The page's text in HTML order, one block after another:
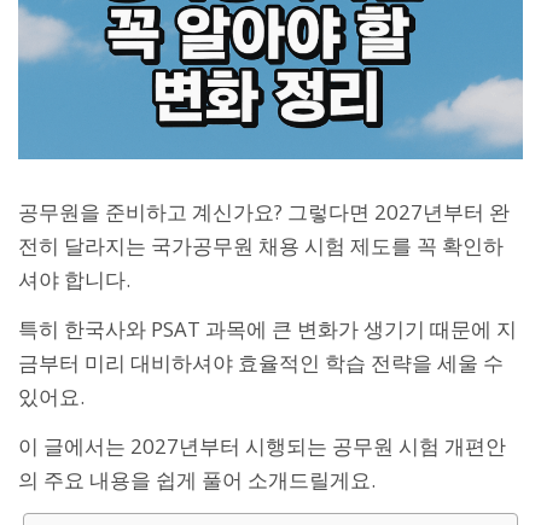
공무원을 준비하고 계신가요? 그렇다면 2027년부터 완
전히 달라지는 국가공무원 채용 시험 제도를 꼭 확인하
셔야 합니다.
특히 한국사와 PSAT 과목에 큰 변화가 생기기 때문에 지
금부터 미리 대비하셔야 효율적인 학습 전략을 세울 수
있어요.
이 글에서는 2027년부터 시행되는 공무원 시험 개편안
의 주요 내용을 쉽게 풀어 소개드릴게요.